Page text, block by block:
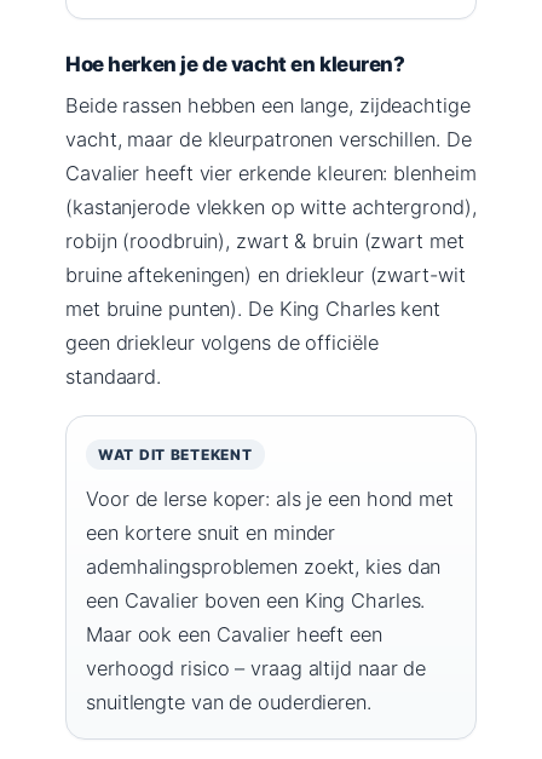
Hoe herken je de vacht en kleuren?
Beide rassen hebben een lange, zijdeachtige
vacht, maar de kleurpatronen verschillen. De
Cavalier heeft vier erkende kleuren: blenheim
(kastanjerode vlekken op witte achtergrond),
robijn (roodbruin), zwart & bruin (zwart met
bruine aftekeningen) en driekleur (zwart-wit
met bruine punten). De King Charles kent
geen driekleur volgens de officiële
standaard.
WAT DIT BETEKENT
Voor de Ierse koper: als je een hond met
een kortere snuit en minder
ademhalingsproblemen zoekt, kies dan
een Cavalier boven een King Charles.
Maar ook een Cavalier heeft een
verhoogd risico – vraag altijd naar de
snuitlengte van de ouderdieren.